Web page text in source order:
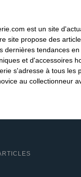
est un site
site propose des
dernières tendances
et d'accessoires
s'adresse à tous les
au collectionneur